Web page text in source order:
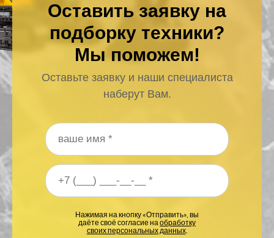
Оставить заявку на
подборку техники?
Мы поможем!
Оставьте заявку и наши специалиста
наберут Вам.
Ваше имя*
Ваш номер телефона*
Нажимая на кнопку «Отправить», вы
даёте своё согласие наобработку
своих персональных данных.